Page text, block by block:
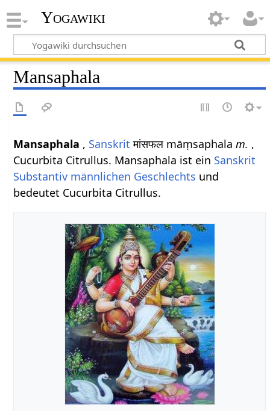
Yogawiki
Mansaphala
Mansaphala , Sanskrit मांसफल māṃsaphalam. ,
Cucurbita Citrullus. Mansaphala ist ein Sanskrit
Substantiv männlichen Geschlechts und
bedeutet Cucurbita Citrullus.